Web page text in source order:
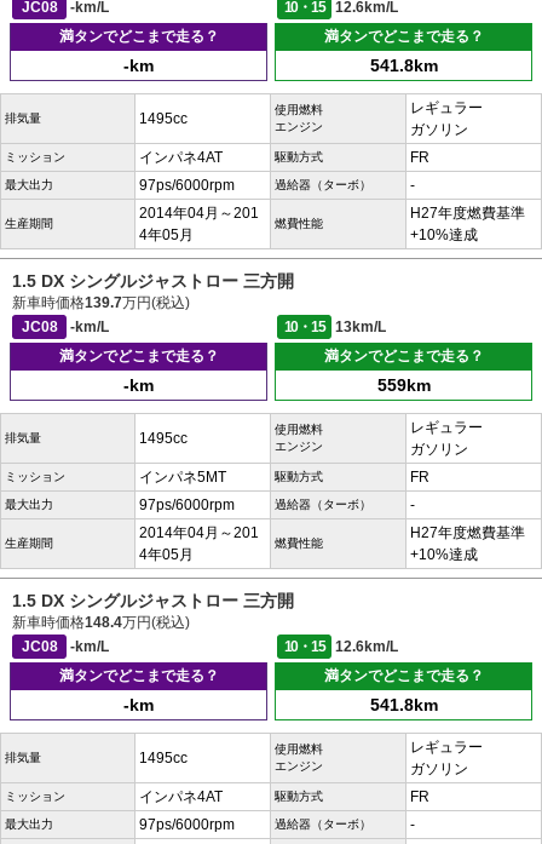
JC08
-km/L 10・15
12.6km/L
満タンでどこまで走る？
-km
満タンでどこまで走る？
541.8km
排気量 1495cc
使用燃料
エンジン
レギュラー
ガソリン
ミッション インパネ4AT 駆動方式 FR
最大出力 97ps/6000rpm 過給器（ターボ） -
生産期間
2014年04月～201
4年05月
燃費性能
H27年度燃費基準
+10%達成
1.5 DX シングルジャストロー 三方開
新車時価格139.7万円(税込)
JC08
-km/L 10・15
13km/L
満タンでどこまで走る？
-km
満タンでどこまで走る？
559km
排気量 1495cc
使用燃料
エンジン
レギュラー
ガソリン
ミッション インパネ5MT 駆動方式 FR
最大出力 97ps/6000rpm 過給器（ターボ） -
生産期間
2014年04月～201
4年05月
燃費性能
H27年度燃費基準
+10%達成
1.5 DX シングルジャストロー 三方開
新車時価格148.4万円(税込)
JC08
-km/L 10・15
12.6km/L
満タンでどこまで走る？
-km
満タンでどこまで走る？
541.8km
排気量 1495cc
使用燃料
エンジン
レギュラー
ガソリン
ミッション インパネ4AT 駆動方式 FR
最大出力 97ps/6000rpm 過給器（ターボ） -